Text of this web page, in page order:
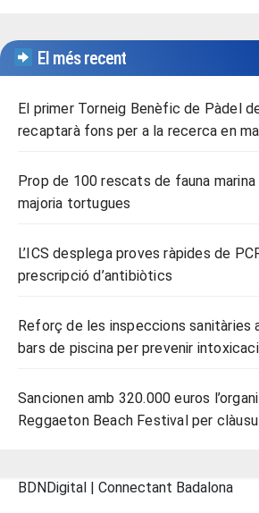
El més recent
El primer Torneig Benèfic de Pàdel
recaptarà fons per a la recerca en
Prop de 100 rescats de fauna
majoria tortugues
L’ICS desplega proves ràpides de
prescripció d’antibiòtics
Reforç de les inspeccions sanitàries
bars de piscina per prevenir
Sancionen amb 320.000 euros
Reggaeton Beach Festival per
BDNDigital | Connectant Badalona